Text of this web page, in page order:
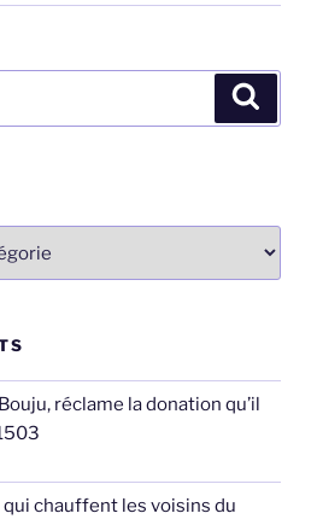
réclame la donation qu’il
chauffent les voisins du